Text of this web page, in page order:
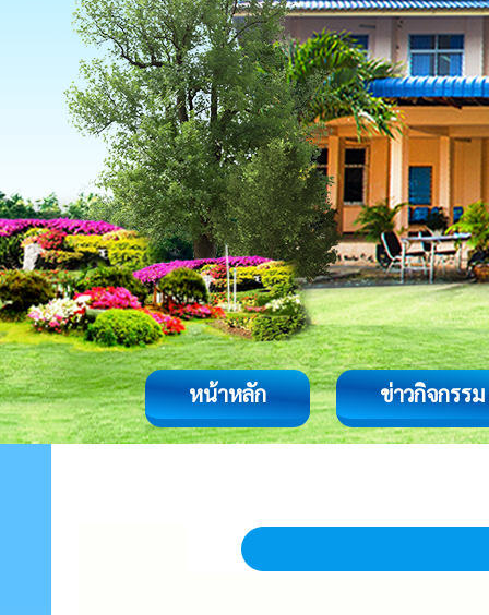
หน้าหลัก ข่าวกิจกรรม